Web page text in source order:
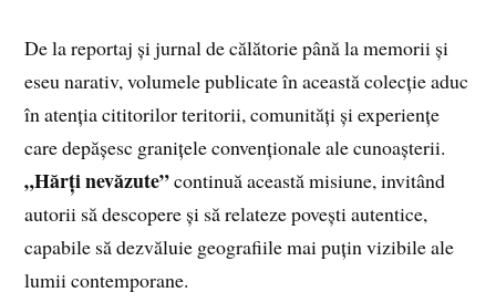
De la reportaj și jurnal de călătorie până la memorii și
eseu narativ, volumele publicate în această colecție aduc
în atenția cititorilor teritorii, comunități și experiențe
care depășesc granițele convenționale ale cunoașterii.
„Hărți nevăzute”continuă această misiune, invitând
autorii să descopere și să relateze povești autentice,
capabile să dezvăluie geografiile mai puțin vizibile ale
lumii contemporane.